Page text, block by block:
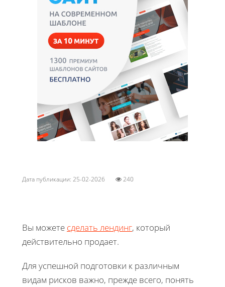
Дата публикации: 25-02-2026 240
Вы можете сделать лендинг, который
действительно продает.
Для успешной подготовки к различным
видам рисков важно, прежде всего, понять